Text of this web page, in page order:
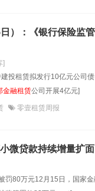
）：《银行保险监
]
投租赁拟发行10亿元公司
金融租赁公司开展4亿元]
零壹租赁周报
微贷款持续增量扩
罚80万元12月15日，国家金